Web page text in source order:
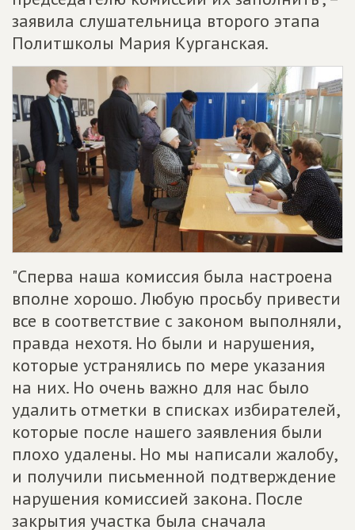
заявила слушательница второго этапа
Политшколы Мария Курганская.
"Сперва наша комиссия была настроена
вполне хорошо. Любую просьбу привести
все в соответствие с законом выполняли,
правда нехотя. Но были и нарушения,
которые устранялись по мере указания
на них. Но очень важно для нас было
удалить отметки в списках избирателей,
которые после нашего заявления были
плохо удалены. Но мы написали жалобу,
и получили письменной подтверждение
нарушения комиссией закона. После
закрытия участка была сначала